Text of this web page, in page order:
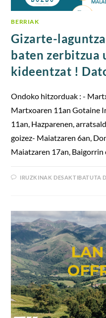
BERRIAK
Gizarte-
baten
kideentzat !
Ondoko hitzorduak : -
Martxoaren 11an Gotaine
11an, Hazparenen,
goizez- Maiatzaren 6an,
Maiatzaren 17an, Baigorrin
IRUZKINAK DESAKTIBATUTA